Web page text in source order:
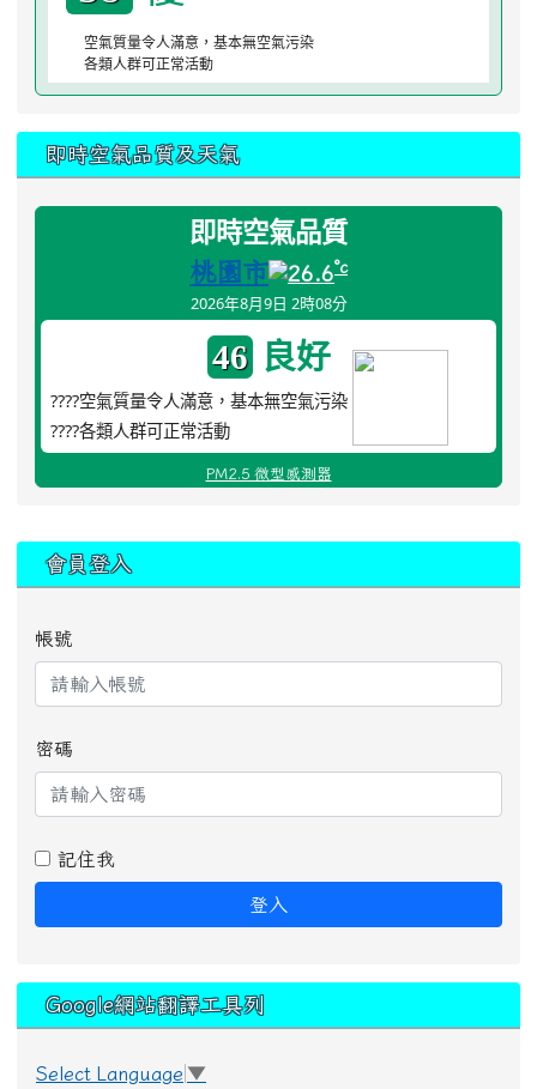
空氣質量令人滿意，基本無空氣污染
各類人群可正常活動
即時空氣品質及天氣
即時空氣品質
桃園市 26.6°c
2026年8月9日 2時08分
46 良好
????空氣質量令人滿意，基本無空氣污染
????各類人群可正常活動
PM2.5 微型感測器
會員登入
帳號
密碼
記住我
登入
Google網站翻譯工具列
Select Language ▼